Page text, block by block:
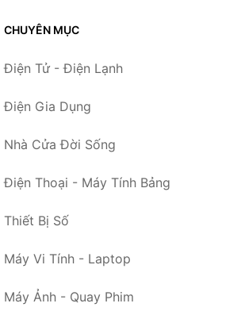
CHUYÊN MỤC
Điện Tử - Điện Lạnh
Điện Gia Dụng
Nhà Cửa Đời Sống
Điện Thoại - Máy Tính Bảng
Thiết Bị Số
Máy Vi Tính - Laptop
Máy Ảnh - Quay Phim